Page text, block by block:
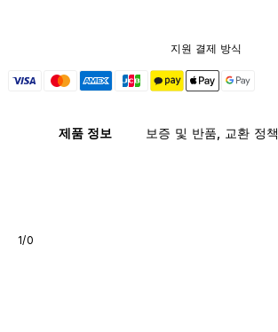
지원 결제 방식
제품 정보 보증 및 반품, 교환 정책
1/0